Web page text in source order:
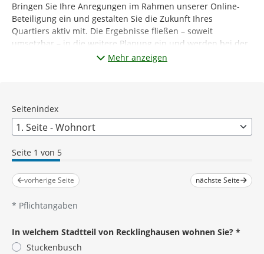
Bringen Sie Ihre Anregungen im Rahmen unserer Online-
Beteiligung ein und gestalten Sie die Zukunft Ihres
Quartiers aktiv mit. Die Ergebnisse fließen – soweit
umsetzbar – in die weitere Planung ein und werden bei der
Bürgerveranstaltung am 17.06.2026 vor Ort vorgestellt und
Mehr anzeigen
Seitenindex
Seite 1 von 5
vorherige Seite nächste Seite
* Pflichtangaben
In welchem Stadtteil von Recklinghausen wohnen Sie? *
Stuckenbusch